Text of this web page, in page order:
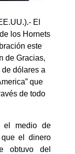
El
los Hornets
este
de Gracias,
dólares a
que
de todo
el medio de
el dinero
obtuvo del